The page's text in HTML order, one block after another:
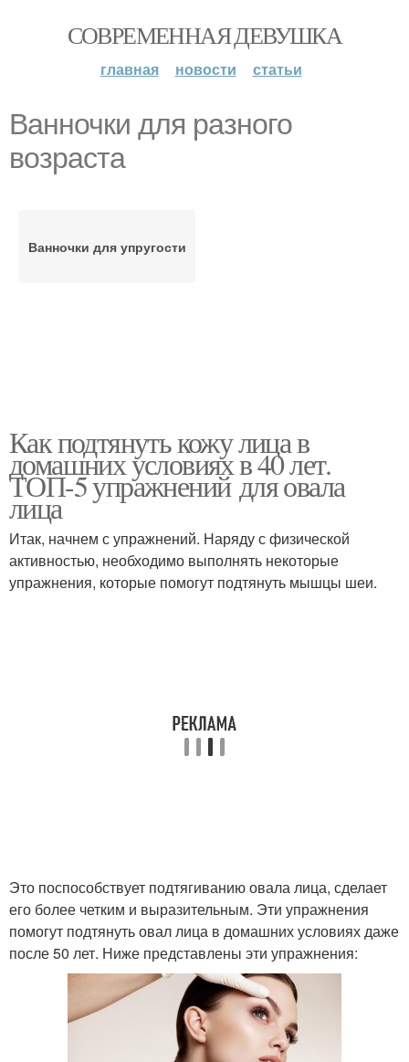
СОВРЕМЕННАЯ ДЕВУШКА
главная новости статьи
Ванночки для разного
возраста
Ванночки для упругости
Как подтянуть кожу лица в
домашних условиях в 40 лет.
ТОП-5 упражнений для овала
лица
Итак, начнем с упражнений. Наряду с физической
активностью, необходимо выполнять некоторые
упражнения, которые помогут подтянуть мышцы шеи.
Это поспособствует подтягиванию овала лица, сделает
его более четким и выразительным. Эти упражнения
помогут подтянуть овал лица в домашних условиях даже
после 50 лет. Ниже представлены эти упражнения: